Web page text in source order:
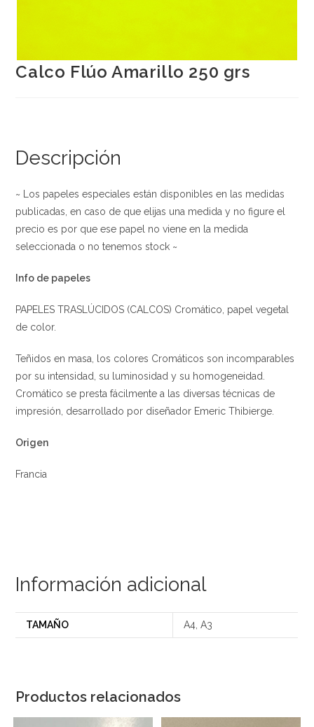
Calco Flúo Amarillo 250 grs
Descripción
~ Los papeles especiales están disponibles en las medidas
publicadas, en caso de que elijas una medida y no figure el
precio es por que ese papel no viene en la medida
seleccionada o no tenemos stock ~
Info de papeles
PAPELES TRASLÚCIDOS (CALCOS) Cromático, papel vegetal
de color.
Teñidos en masa, los colores Cromáticos son incomparables
por su intensidad, su luminosidad y su homogeneidad.
Cromático se presta fácilmente a las diversas técnicas de
impresión, desarrollado por diseñador Emeric Thibierge.
Origen
Francia
Información adicional
TAMAÑO A4, A3
Productos relacionados